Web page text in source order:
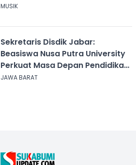
MUSIK
Sekretaris Disdik Jabar:
Beasiswa Nusa Putra University
Perkuat Masa Depan Pendidikan
Jawa Barat
JAWA BARAT